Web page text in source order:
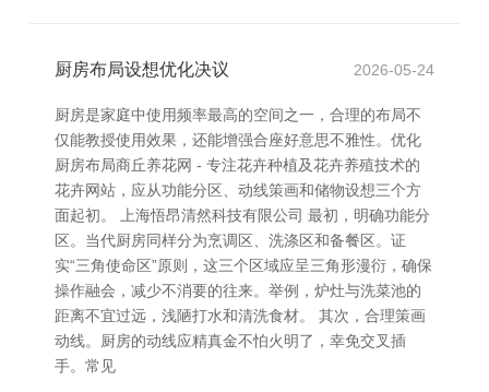
厨房布局设想优化决议 2026-05-24
厨房是家庭中使用频率最高的空间之一，合理的布局不
仅能教授使用效果，还能增强合座好意思不雅性。优化
厨房布局商丘养花网 - 专注花卉种植及花卉养殖技术的
花卉网站，应从功能分区、动线策画和储物设想三个方
面起初。 上海悟昂清然科技有限公司 最初，明确功能分
区。当代厨房同样分为烹调区、洗涤区和备餐区。证
实“三角使命区”原则，这三个区域应呈三角形漫衍，确保
操作融会，减少不消要的往来。举例，炉灶与洗菜池的
距离不宜过远，浅陋打水和清洗食材。 其次，合理策画
动线。厨房的动线应精真金不怕火明了，幸免交叉插
手。常见